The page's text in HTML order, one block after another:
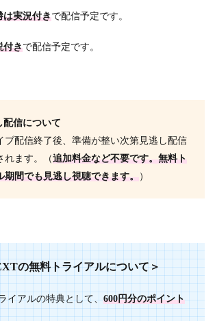
は実況付きで配信予定です。
付きで配信予定です。
配信について
ブ配信終了後、準備が整い次第見逃し配信
れます。（追加料金など不要です。無料ト
期間でも見逃し視聴できます。
）
の無料トライアルについて＞
イアルの特典として、600円分のポイント